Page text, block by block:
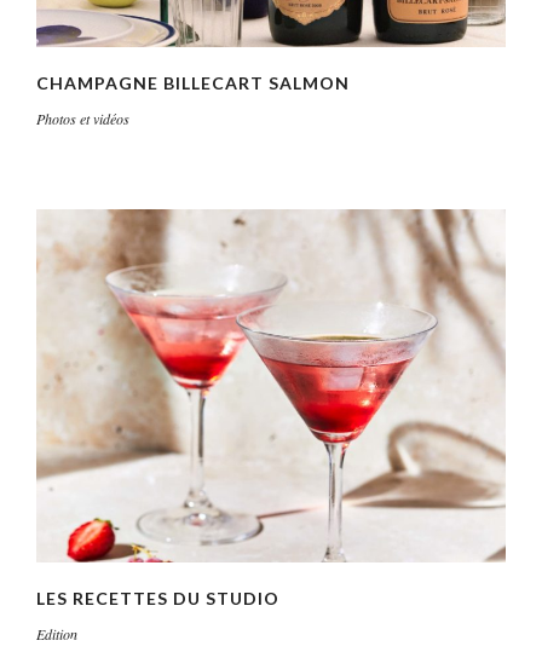
CHAMPAGNE BILLECART SALMON
Photos et vidéos
LES RECETTES DU STUDIO
Edition